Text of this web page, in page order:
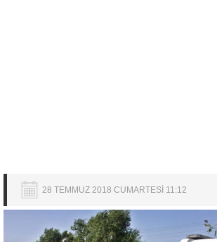
28 TEMMUZ 2018 CUMARTESİ 11:12